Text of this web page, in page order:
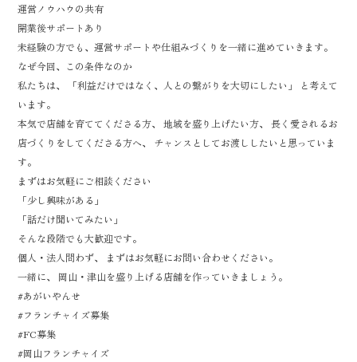
運営ノウハウの共有
開業後サポートあり
未経験の方でも、運営サポートや仕組みづくりを一緒に進めていきます。
なぜ今回、この条件なのか
私たちは、 「利益だけではなく、人との繋がりを大切にしたい」 と考えて
います。
本気で店舗を育ててくださる方、 地域を盛り上げたい方、 長く愛されるお
店づくりをしてくださる方へ、 チャンスとしてお渡ししたいと思っていま
す。
まずはお気軽にご相談ください
「少し興味がある」
「話だけ聞いてみたい」
そんな段階でも大歓迎です。
個人・法人問わず、 まずはお気軽にお問い合わせください。
一緒に、 岡山・津山を盛り上げる店舗を作っていきましょう。
#あがいやんせ
#フランチャイズ募集
#FC募集
#岡山フランチャイズ